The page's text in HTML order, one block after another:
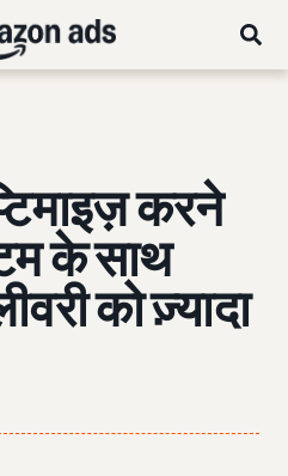
करने
के साथ
को ज़्यादा